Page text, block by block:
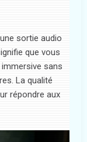
sortie audio
que vous
sans
La qualité
répondre aux